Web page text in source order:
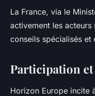
La France, via le
activement les
conseils spécialisés
Participation
Horizon Europe incite